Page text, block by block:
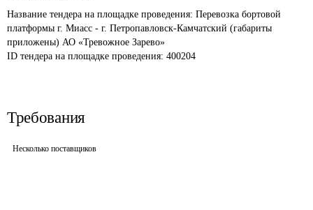
Название тендера на площадке проведения: Перевозка бортовой
платформы г. Миасс - г. Петропавловск-Камчатский (габариты
приложены) АО «Тревожное Зарево»
ID тендера на площадке проведения: 400204
Требования
Несколько поставщиков